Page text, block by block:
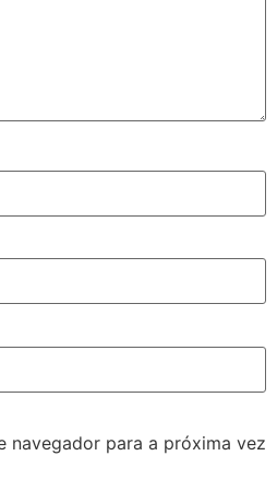
navegador para a próxima vez